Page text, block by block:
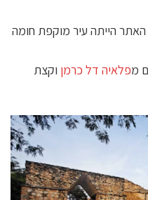
אך ליבת האתר הייתה עיר מוקפת חומה
מפלאיה דל כרמן וקצת